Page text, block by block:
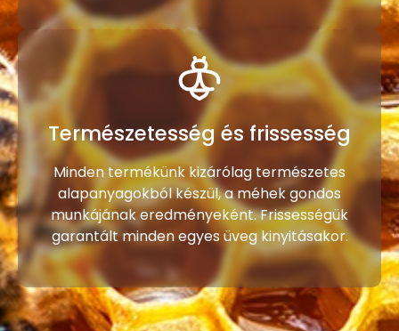
Természetesség és frissesség
Minden termékünk kizárólag természetes
alapanyagokból készül, a méhek gondos
munkájának eredményeként. Frissességük
garantált minden egyes üveg kinyitásakor.